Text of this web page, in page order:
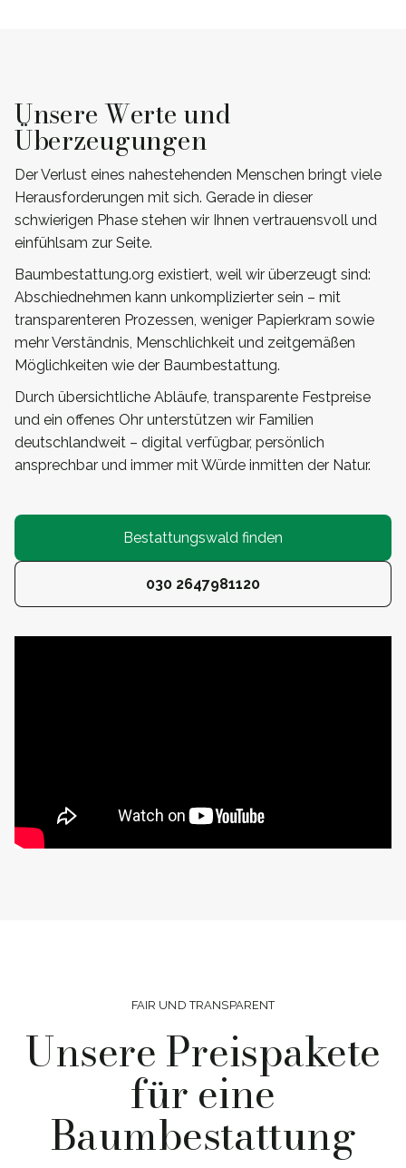
Unsere Werte und
Überzeugungen
Der Verlust eines nahestehenden Menschen bringt viele
Herausforderungen mit sich. Gerade in dieser
schwierigen Phase stehen wir Ihnen vertrauensvoll und
einfühlsam zur Seite.
Baumbestattung.org existiert, weil wir überzeugt sind:
Abschiednehmen kann unkomplizierter sein – mit
transparenteren Prozessen, weniger Papierkram sowie
mehr Verständnis, Menschlichkeit und zeitgemäßen
Möglichkeiten wie der Baumbestattung.
Durch übersichtliche Abläufe, transparente Festpreise
und ein offenes Ohr unterstützen wir Familien
deutschlandweit – digital verfügbar, persönlich
ansprechbar und immer mit Würde inmitten der Natur.
Bestattungswald finden
030 2647981120
FAIR UND TRANSPARENT
Unsere Preispakete
für eine
Baumbestattung